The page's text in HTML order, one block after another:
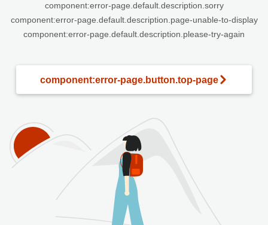
component:error-page.default.description.sorry
component:error-page.default.description.page-unable-to-display
component:error-page.default.description.please-try-again
component:error-page.button.top-page